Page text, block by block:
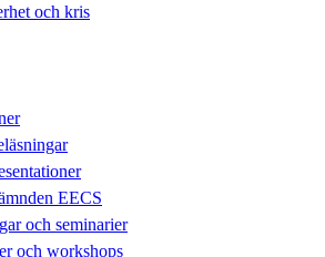
och kris
EECS
och seminarier
och workshops